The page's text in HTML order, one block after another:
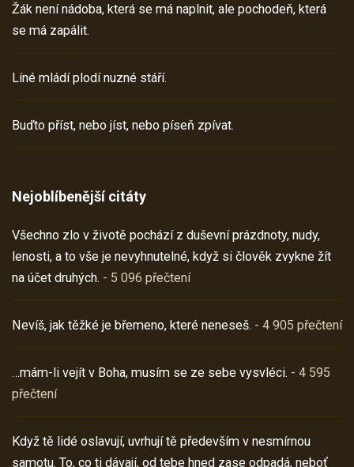
Žák není nádoba, která se má naplnit, ale pochodeň, která
se má zapálit.
Líné mládí plodí nuzné stáří.
Buďto příst, nebo jíst, nebo píseň zpívat.
Nejoblíbenější citáty
Všechno zlo v životě pochází z duševní prázdnoty, nudy,
lenosti, a to vše je nevyhnutelné, když si člověk zvykne žít
na účet druhých. - 5 096 přečtení
Nevíš, jak těžké je břemeno, které neneseš. - 4 905 přečtení
…mám-li vejít v Boha, musím se ze sebe vysvléci. - 4 595
přečtení
Když tě lidé oslavují, uvrhují tě především v nesmírnou
samotu. To, co ti dávají, od tebe hned zase odpadá, neboť